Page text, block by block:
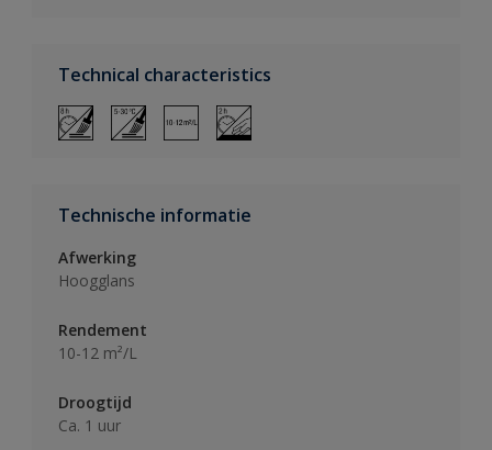
Technical characteristics
Technische informatie
Afwerking
Hoogglans
Rendement
10-12 m²/L
Droogtijd
Ca. 1 uur